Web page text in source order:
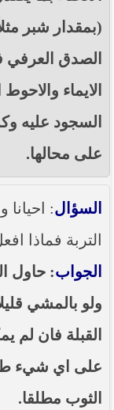
(بمقدار شبر
الصدق العرفي
الايماء
السجود عليه
على محالها.
السؤال:
التربة فماذا
الجواب: حاول
ولو بالمشي
القبلة فان لم
على اي شيء
الثوب مطلقا.